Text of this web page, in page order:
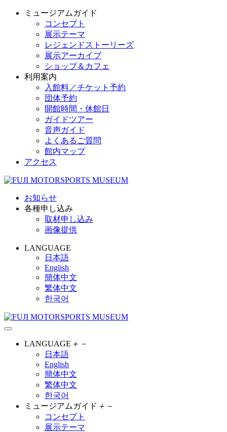
ミュージアムガイド
コンセプト
展示テーマ
レジェンドストーリーズ
展示アーカイブ
ショップ＆カフェ
利用案内
入館料／チケット予約
団体予約
開館時間・休館日
ガイドツアー
音声ガイド
よくあるご質問
館内マップ
アクセス
お知らせ
各種申し込み
取材申し込み
画像提供
LANGUAGE
日本語
English
簡体中文
繁体中文
한국어
LANGUAGE ＋ －
日本語
English
簡体中文
繁体中文
한국어
ミュージアムガイド ＋ －
コンセプト
展示テーマ